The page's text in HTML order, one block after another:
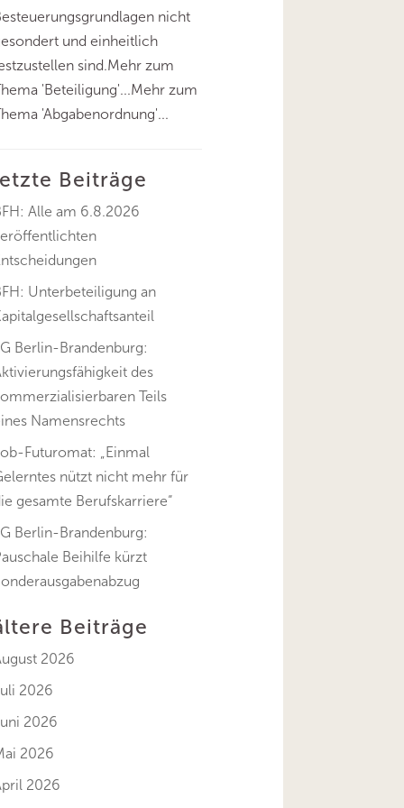
nicht
und einheitlich
sind.Mehr zum
'Beteiligung'...Mehr zum
'Abgabenordnung'...
Beiträge
Alle am 6.8.2026
Unterbeteiligung an
Berlin-Brandenburg:
des
Teils
Namensrechts
Futuromat: „Einmal
nützt nicht mehr für
gesamte Berufskarriere“
Berlin-Brandenburg:
Beihilfe kürzt
Beiträge
2026
2026
2026
2026
2026